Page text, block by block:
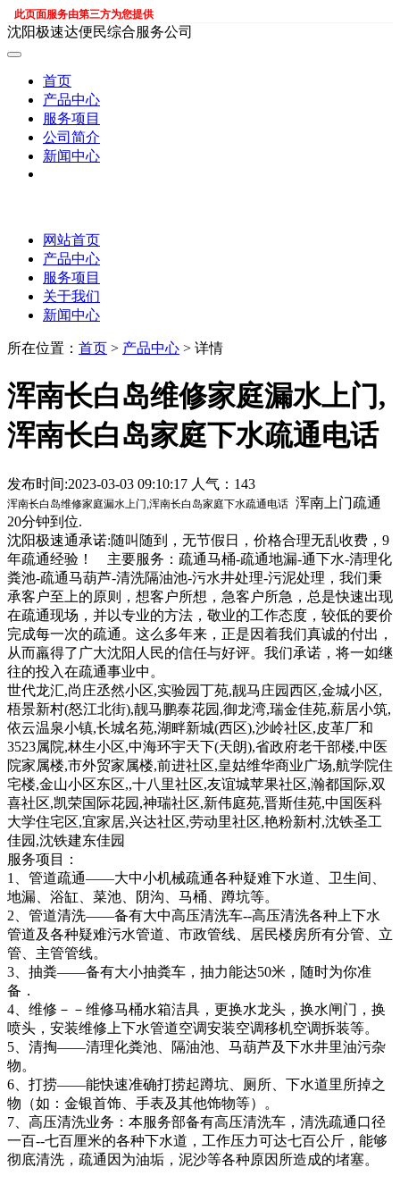
此页面服务由第三方为您提供
沈阳极速达便民综合服务公司
首页
产品中心
服务项目
公司简介
新闻中心
网站首页
产品中心
服务项目
关于我们
新闻中心
所在位置： 首页 > 产品中心 > 详情
浑南长白岛维修家庭漏水上门,
浑南长白岛家庭下水疏通电话
发布时间:2023-03-03 09:10:17 人气：143
浑南长白岛维修家庭漏水上门,浑南长白岛家庭下水疏通电话 浑南上门疏通
20分钟到位.
沈阳极速通承诺:随叫随到，无节假日，价格合理无乱收费，9
年疏通经验！ 主要服务：疏通马桶-疏通地漏-通下水-清理化
粪池-疏通马葫芦-清洗隔油池-污水井处理-污泥处理，我们秉
承客户至上的原则，想客户所想，急客户所急，总是快速出现
在疏通现场，并以专业的方法，敬业的工作态度，较低的要价
完成每一次的疏通。这么多年来，正是因着我们真诚的付出，
从而羸得了广大沈阳人民的信任与好评。我们承诺，将一如继
往的投入在疏通事业中。
世代龙汇,尚庄丞然小区,实验园丁苑,靓马庄园西区,金城小区,
梧景新村(怒江北街),靓马鹏泰花园,御龙湾,瑞金佳苑,薪居小筑,
依云温泉小镇,长城名苑,湖畔新城(西区),沙岭社区,皮革厂和
3523属院,林生小区,中海环宇天下(天朗),省政府老干部楼,中医
院家属楼,市外贸家属楼,前进社区,皇姑维华商业广场,航学院住
宅楼,金山小区东区,,十八里社区,友谊城苹果社区,瀚都国际,双
喜社区,凯荣国际花园,神瑞社区,新伟庭苑,晋斯佳苑,中国医科
大学住宅区,宜家居,兴达社区,劳动里社区,艳粉新村,沈铁圣工
佳园,沈铁建东佳园
服务项目：
1、管道疏通——大中小机械疏通各种疑难下水道、卫生间、
地漏、浴缸、菜池、阴沟、马桶、蹲坑等。
2、管道清洗——备有大中高压清洗车--高压清洗各种上下水
管道及各种疑难污水管道、市政管线、居民楼房所有分管、立
管、主管管线。
3、抽粪——备有大小抽粪车，抽力能达50米，随时为你准
备．
4、维修－－维修马桶水箱洁具，更换水龙头，换水闸门，换
喷头，安装维修上下水管道空调安装空调移机空调拆装等。
5、清掏——清理化粪池、隔油池、马葫芦及下水井里油污杂
物。
6、打捞——能快速准确打捞起蹲坑、厕所、下水道里所掉之
物（如：金银首饰、手表及其他饰物等）。
7、高压清洗业务：本服务部备有高压清洗车，清洗疏通口径
一百--七百厘米的各种下水道，工作压力可达七百公斤，能够
彻底清洗，疏通因为油垢，泥沙等各种原因所造成的堵塞。